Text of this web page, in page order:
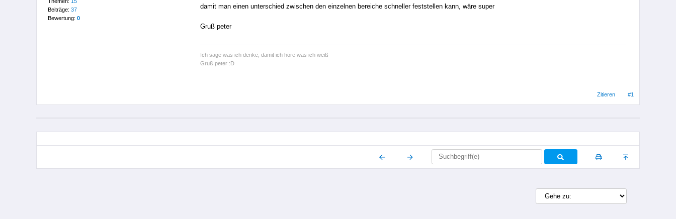
Beiträge: 37
Bewertung: 0
damit man einen unterschied zwischen den einzelnen bereiche schneller feststellen kann, wäre super
Gruß peter
Ich sage was ich denke, damit ich höre was ich weiß
Gruß peter :D
Zitieren #1